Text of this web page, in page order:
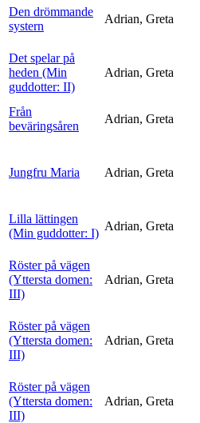
Den drömmande
systern
Adrian, Greta
Det spelar på
heden (Min
guddotter: II)
Adrian, Greta
Från
beväringsåren
Adrian, Greta
Jungfru Maria Adrian, Greta
Lilla lättingen
(Min guddotter: I)
Adrian, Greta
Röster på vägen
(Yttersta domen:
III)
Adrian, Greta
Röster på vägen
(Yttersta domen:
III)
Adrian, Greta
Röster på vägen
(Yttersta domen:
III)
Adrian, Greta